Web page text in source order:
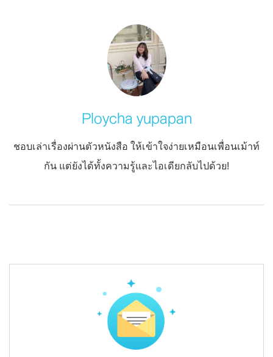
Ploycha yupapan
ชอบเล่าเรื่องผ่านตัวหนังสือ ให้เข้าใจง่ายเหมือนเพื่อนเม้าท์
กัน แต่ยังได้ทั้งความรู้และไอเดียกลับไปด้วย!